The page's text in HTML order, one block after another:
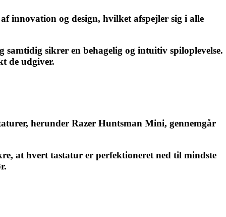
innovation og design, hvilket afspejler sig i alle
sikrer en behagelig og intuitiv spiloplevelse.
de udgiver.
herunder Razer Huntsman Mini, gennemgår
at hvert tastatur er perfektioneret ned til mindste